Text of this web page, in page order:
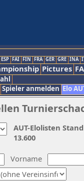
ESP FAI FIN FRA GER GRE INA
Pictures
Spieler anmelden Elo
Vorname
AUT-Elolisten
13.600